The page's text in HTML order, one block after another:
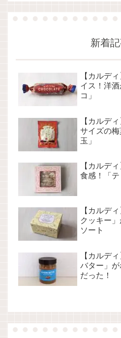
新着
【カルデ
イス！洋
コ」
【カルデ
サイズの
玉」
【カルデ
食感！「テ
【カルデ
クッキー
ソート
【カルデ
バター」
だった！